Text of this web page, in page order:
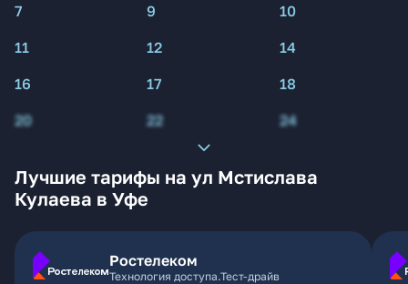
7
9
10
11
12
14
16
17
18
20
22 24
Лучшие тарифы на ул Мстислава
Кулаева в Уфе
Ростелеком
Технология доступа.Тест-драйв